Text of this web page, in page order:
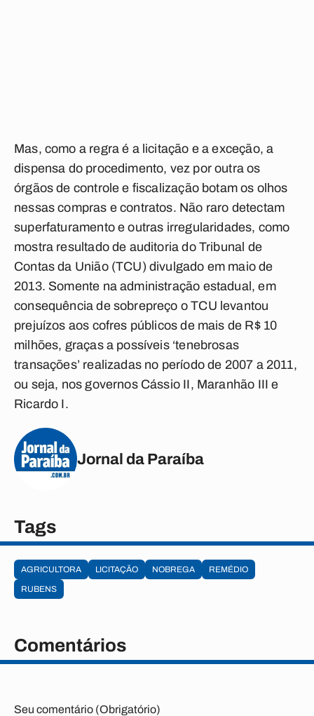
Mas, como a regra é a licitação e a exceção, a
dispensa do procedimento, vez por outra os
órgãos de controle e fiscalização botam os olhos
nessas compras e contratos. Não raro detectam
superfaturamento e outras irregularidades, como
mostra resultado de auditoria do Tribunal de
Contas da União (TCU) divulgado em maio de
2013. Somente na administração estadual, em
consequência de sobrepreço o TCU levantou
prejuízos aos cofres públicos de mais de R$ 10
milhões, graças a possíveis ‘tenebrosas
transações’ realizadas no período de 2007 a 2011,
ou seja, nos governos Cássio II, Maranhão III e
Ricardo I.
Jornal da Paraíba
Tags
AGRICULTORA LICITAÇÃO NOBREGA
REMÉDIO
RUBENS
Comentários
Seu comentário (Obrigatório)